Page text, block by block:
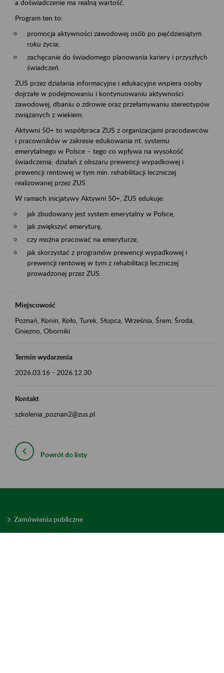
a doświadczenie ma realną wartość.
Program ten to:
promocja aktywności zawodowej osób po pięćdziesiątym
roku życia;
zachęcanie do świadomego planowania kariery i przyszłych
świadczeń.
ZUS przez działania informacyjne i edukacyjne wspiera osoby
dojrzałe w podejmowaniu i kontynuowaniu aktywności
zawodowej, dbaniu o zdrowie oraz przełamywaniu stereotypów
związanych z wiekiem.
Aktywni 50+ to współpraca ZUS z organizacjami pracodawców
i pracowników w zakresie edukowania nt. systemu
emerytalnego w Polsce – tego co wpływa na wysokość
świadczenia; działań z obszaru prewencji wypadkowej i
prewencji rentowej w tym min. rehabilitacji leczniczej
realizowanej przez ZUS.
W ramach inicjatywy Aktywni 50+, ZUS edukuje:
jak zbudowany jest system emerytalny w Polsce,
jak zwiększyć emeryturę,
czy można pracować na emeryturze,
jak skorzystać z programów prewencji wypadkowej i
prewencji rentowej w tym z rehabilitacji leczniczej
prowadzonej przez ZUS.
Miejscowość
Poznań, Konin, Koło, Turek, Słupca, Września, Śrem, Środa,
Gniezno, Oborniki
Termin wydarzenia
2026.03.16 - 2026.12.30
Kontakt
szkolenia_poznan2@zus.pl
Powrót do listy
Zamówienia publiczne